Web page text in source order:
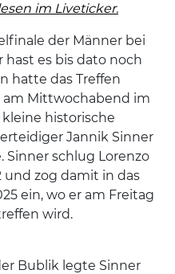
im Liveticker.
der Männer bei
hast es bis dato noch
hatte das Treffen
am Mittwochabend im
historische
Jannik Sinner
schlug Lorenzo
und zog damit in das
ein, wo er am Freitag
wird.
Bublik legte Sinner